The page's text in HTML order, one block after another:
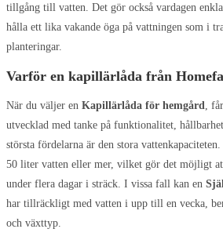
tillgång till vatten. Det gör också vardagen
hålla ett lika vakande öga på vattningen som i
planteringar.
Varför en kapillärlåda från
När du väljer en Kapillärlåda för hemgård,
utvecklad med tanke på funktionalitet,
största fördelarna är den stora
50 liter vatten eller mer, vilket gör det möjligt
under flera dagar i sträck. I vissa fall kan en
har tillräckligt med vatten i upp till en vecka,
och växttyp.